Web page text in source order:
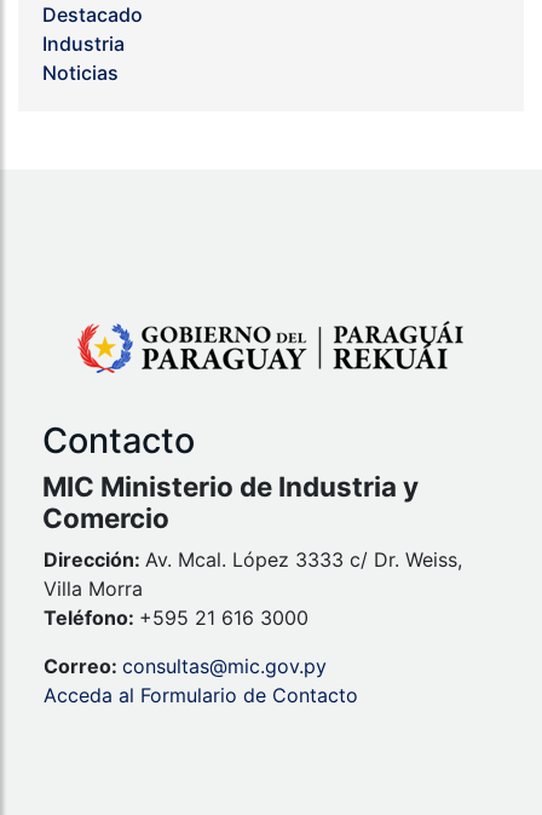
Destacado
Industria
Noticias
Contacto
MIC Ministerio de Industria y
Comercio
Dirección: Av. Mcal. López 3333 c/ Dr. Weiss,
Villa Morra
Teléfono: +595 21 616 3000
Correo: consultas@mic.gov.py
Acceda al Formulario de Contacto